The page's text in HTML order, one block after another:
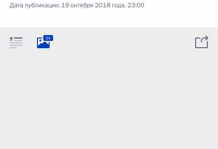
Дата публикации: 19 октября 2018 года, 23:00
54